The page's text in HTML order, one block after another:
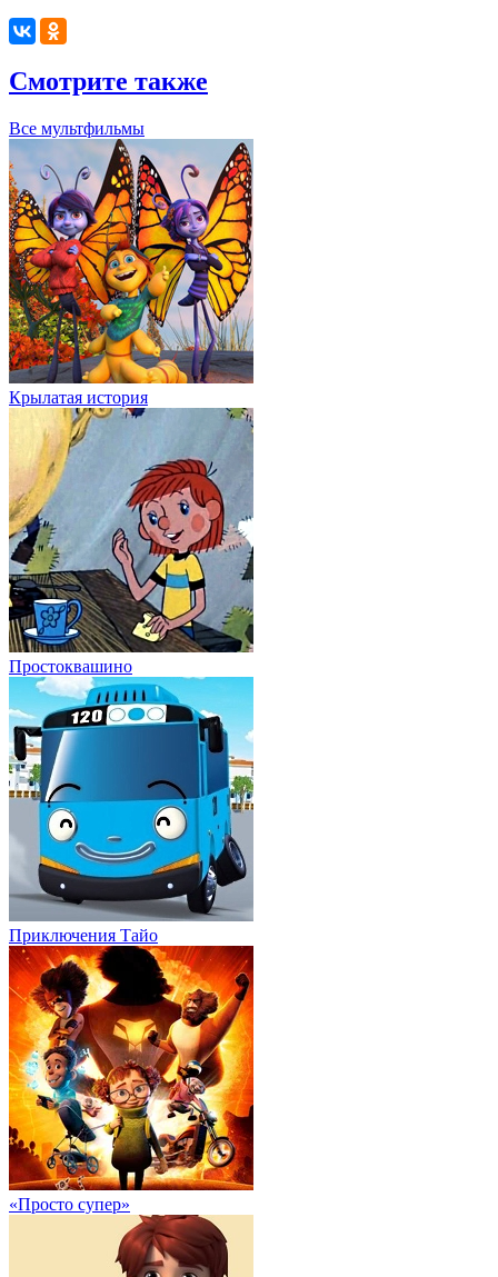
Смотрите также
Все мультфильмы
Крылатая история
Простоквашино
Приключения Тайо
«Просто супер»